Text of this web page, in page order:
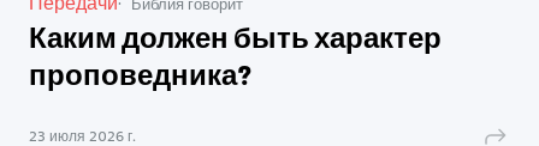
Каким должен быть характер
проповедника?
23 июля 2026 г.